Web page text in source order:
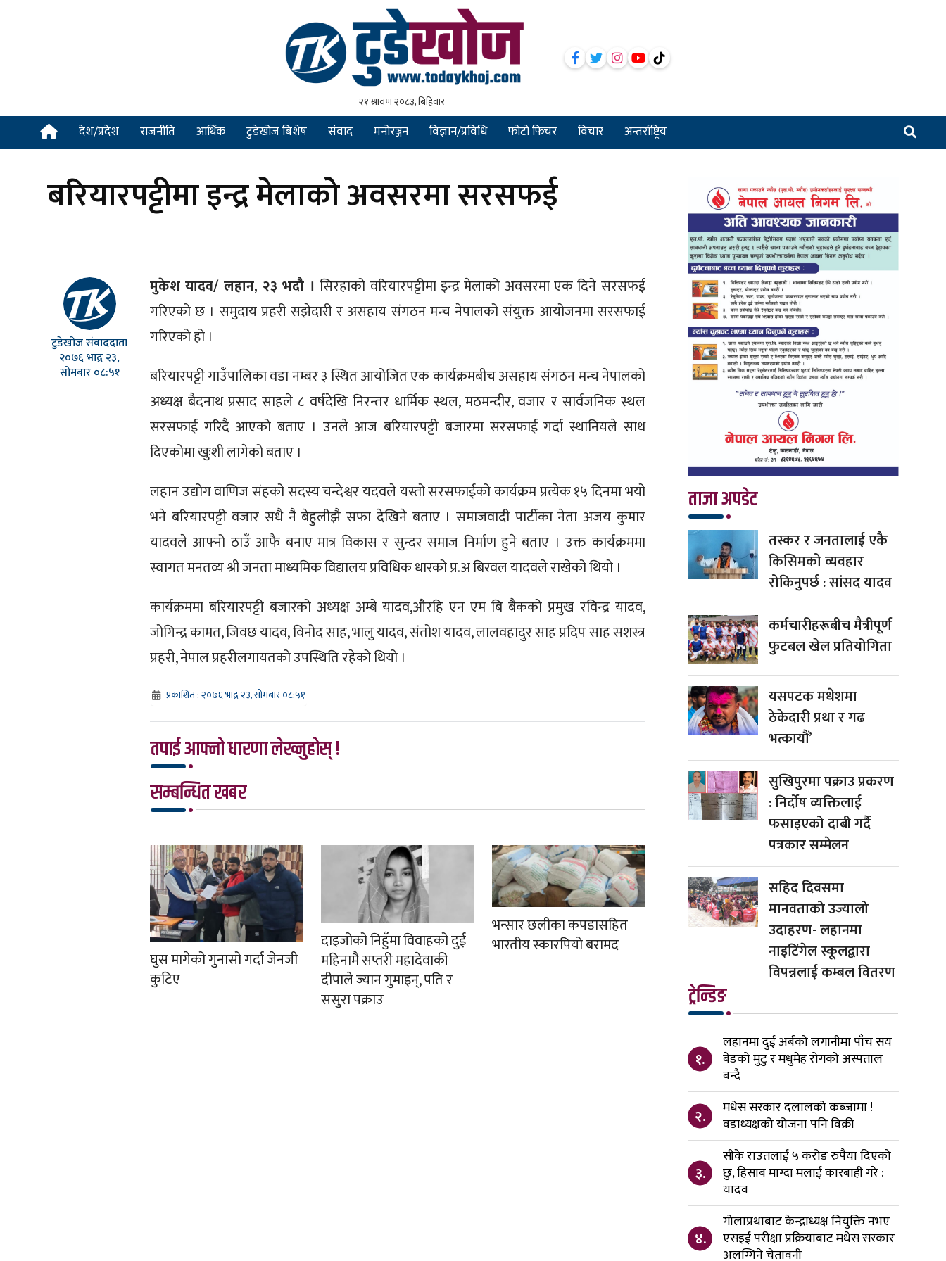
देश/प्रदेश राजनीति आर्थिक टुडेखोज बिशेष संवाद मनोरञ्जन विज्ञान/प्रविधि फोटो फिचर विचार अन्तर्राष्ट्रिय
बरियारपट्टीमा इन्द्र मेलाको अवसरमा सरसफई
टुडेखोज संवाददाता
२०७६ भाद्र २३,
सोमबार ०८:५१
मुकेश यादव/ लहान, २३ भदौ । सिरहाको वरियारपट्टीमा इन्द्र मेलाको अवसरमा एक दिने सरसफई
गरिएको छ । समुदाय प्रहरी सझेदारी र असहाय संगठन मन्च नेपालको संयुक्त आयोजनमा सरसफाई
गरिएको हो ।
बरियारपट्टी गाउँपालिका वडा नम्बर ३ स्थित आयोजित एक कार्यक्रमबीच असहाय संगठन मन्च नेपालको
अध्यक्ष बैदनाथ प्रसाद साहले ८ वर्षदेखि निरन्तर धार्मिक स्थल, मठमन्दीर, वजार र सार्वजनिक स्थल
सरसफाई गरिदै आएको बताए । उनले आज बरियारपट्टी बजारमा सरसफाई गर्दा स्थानियले साथ
दिएकोमा खुःशी लागेको बताए ।
लहान उद्योग वाणिज संहको सदस्य चन्देश्वर यदवले यस्तो सरसफाईको कार्यक्रम प्रत्येक १५ दिनमा भयो
भने बरियारपट्टी वजार सधै नै बेहुलीझै सफा देखिने बताए । समाजवादी पार्टीका नेता अजय कुमार
यादवले आफ्नो ठाउँ आफै बनाए मात्र विकास र सुन्दर समाज निर्माण हुने बताए । उक्त कार्यक्रममा
स्वागत मनतव्य श्री जनता माध्यमिक विद्यालय प्रविधिक धारको प्र.अ बिरवल यादवले राखेको थियो ।
कार्यक्रममा बरियारपट्टी बजारको अध्यक्ष अम्बे यादव,औरहि एन एम बि बैकको प्रमुख रविन्द्र यादव,
जोगिन्द्र कामत, जिवछ यादव, विनोद साह, भालु यादव, संतोश यादव, लालवहादुर साह प्रदिप साह सशस्त्र
प्रहरी, नेपाल प्रहरीलगायतको उपस्थिति रहेको थियो ।
प्रकाशित : २०७६ भाद्र २३, सोमबार ०८:५१
तपाई आफ्नो धारणा लेख्नुहोस् !
सम्बन्धित खबर
घुस मागेको गुनासो गर्दा जेनजी
कुटिए
दाइजोको निहुँमा विवाहको दुई
महिनामै सप्तरी महादेवाकी
दीपाले ज्यान गुमाइन्, पति र
ससुरा पक्राउ
भन्सार छलीका कपडासहित
भारतीय स्कारपियो बरामद
ताजा अपडेट
तस्कर र जनतालाई एकै
किसिमको व्यवहार
रोकिनुपर्छ : सांसद यादव
कर्मचारीहरूबीच मैत्रीपूर्ण
फुटबल खेल प्रतियोगिता
यसपटक मधेशमा
ठेकेदारी प्रथा र गढ
भत्कायौं’
सुखिपुरमा पक्राउ प्रकरण
: निर्दोष व्यक्तिलाई
फसाइएको दाबी गर्दै
पत्रकार सम्मेलन
सहिद दिवसमा
मानवताको उज्यालो
उदाहरण- लहानमा
नाइटिंगेल स्कूलद्वारा
विपन्नलाई कम्बल वितरण
ट्रेन्डिङ
१.
लहानमा दुई अर्बको लगानीमा पाँच सय
बेडको मुटु र मधुमेह रोगको अस्पताल
बन्दै
२.
मधेस सरकार दलालको कब्जामा !
वडाध्यक्षको योजना पनि विक्री
३.
सीके राउतलाई ५ करोड रुपैया दिएको
छु, हिसाब माग्दा मलाई कारबाही गरे :
यादव
४.
गोलाप्रथाबाट केन्द्राध्यक्ष नियुक्ति नभए
एसइई परीक्षा प्रक्रियाबाट मधेस सरकार
अलग्गिने चेतावनी